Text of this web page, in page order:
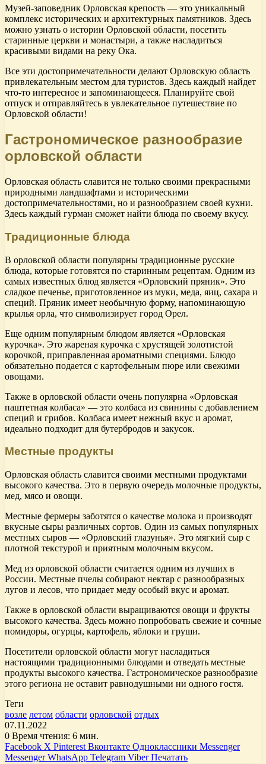
Музей-заповедник Орловская крепость — это уникальный
комплекс исторических и архитектурных памятников. Здесь
можно узнать о истории Орловской области, посетить
старинные церкви и монастыри, а также насладиться
красивыми видами на реку Ока.
Все эти достопримечательности делают Орловскую область
привлекательным местом для туристов. Здесь каждый найдет
что-то интересное и запоминающееся. Планируйте свой
отпуск и отправляйтесь в увлекательное путешествие по
Орловской области!
Гастрономическое разнообразие
орловской области
Орловская область славится не только своими прекрасными
природными ландшафтами и историческими
достопримечательностями, но и разнообразием своей кухни.
Здесь каждый гурман сможет найти блюда по своему вкусу.
Традиционные блюда
В орловской области популярны традиционные русские
блюда, которые готовятся по старинным рецептам. Одним из
самых известных блюд является «Орловский пряник». Это
сладкое печенье, приготовленное из муки, меда, яиц, сахара и
специй. Пряник имеет необычную форму, напоминающую
крылья орла, что символизирует город Орел.
Еще одним популярным блюдом является «Орловская
курочка». Это жареная курочка с хрустящей золотистой
корочкой, приправленная ароматными специями. Блюдо
обязательно подается с картофельным пюре или свежими
овощами.
Также в орловской области очень популярна «Орловская
паштетная колбаса» — это колбаса из свинины с добавлением
специй и грибов. Колбаса имеет нежный вкус и аромат,
идеально подходит для бутербродов и закусок.
Местные продукты
Орловская область славится своими местными продуктами
высокого качества. Это в первую очередь молочные продукты,
мед, мясо и овощи.
Местные фермеры заботятся о качестве молока и производят
вкусные сыры различных сортов. Один из самых популярных
местных сыров — «Орловский глазунья». Это мягкий сыр с
плотной текстурой и приятным молочным вкусом.
Мед из орловской области считается одним из лучших в
России. Местные пчелы собирают нектар с разнообразных
лугов и лесов, что придает меду особый вкус и аромат.
Также в орловской области выращиваются овощи и фрукты
высокого качества. Здесь можно попробовать свежие и сочные
помидоры, огурцы, картофель, яблоки и груши.
Посетители орловской области могут насладиться
настоящими традиционными блюдами и отведать местные
продукты высокого качества. Гастрономическое разнообразие
этого региона не оставит равнодушными ни одного гостя.
Теги
возле летом области орловской отдых
07.11.2022
0 Время чтения: 6 мин.
Facebook X Pinterest Вконтакте Одноклассники Messenger
Messenger WhatsApp Telegram Viber Печатать